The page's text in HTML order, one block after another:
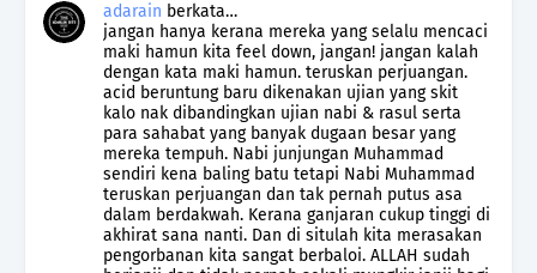
adarain berkata…
jangan hanya kerana mereka yang selalu mencaci
maki hamun kita feel down, jangan! jangan kalah
dengan kata maki hamun. teruskan perjuangan.
acid beruntung baru dikenakan ujian yang skit
kalo nak dibandingkan ujian nabi & rasul serta
para sahabat yang banyak dugaan besar yang
mereka tempuh. Nabi junjungan Muhammad
sendiri kena baling batu tetapi Nabi Muhammad
teruskan perjuangan dan tak pernah putus asa
dalam berdakwah. Kerana ganjaran cukup tinggi di
akhirat sana nanti. Dan di situlah kita merasakan
pengorbanan kita sangat berbaloi. ALLAH sudah